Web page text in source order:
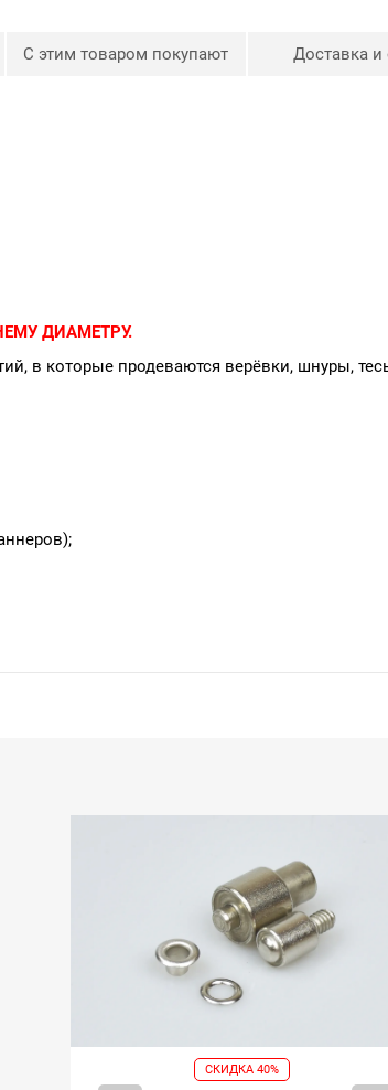
С этим товаром покупают Доставка и
ДИАМЕТРУ.
в которые продеваются верёвки, шнуры,
СКИДКА 40%